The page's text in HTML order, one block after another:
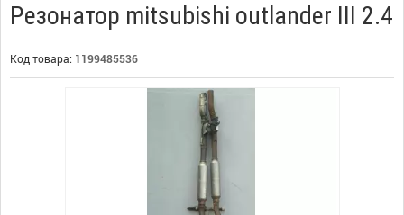
Резонатор mitsubishi outlander III 2.4
Код товара: 1199485536